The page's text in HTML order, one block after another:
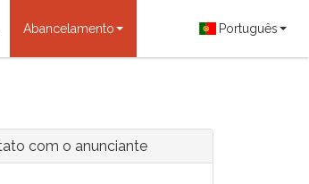
Abancelamento Português
com o anunciante